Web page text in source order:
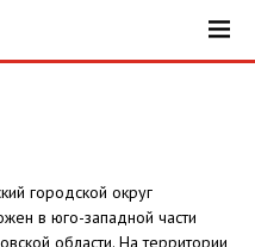
городской округ
в юго-западной части
области. На территории